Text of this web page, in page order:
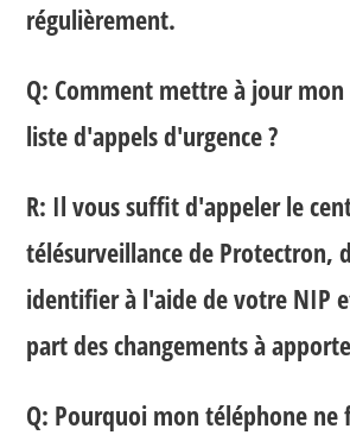
régulièrement.
Q: Comment mettre à jour
liste d'appels d'urgence ?
R: Il vous suffit d'appeler le
télésurveillance de Protectron,
identifier à l'aide de votre NIP
part des changements à
Q: Pourquoi mon téléphone